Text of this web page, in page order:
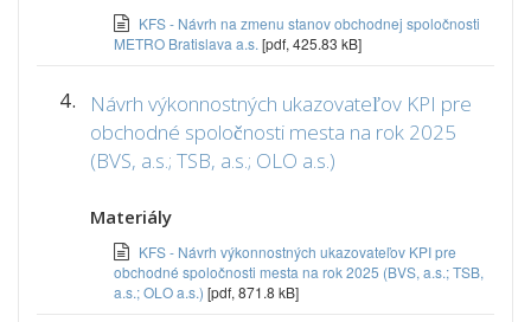
KFS - Návrh na zmenu stanov obchodnej spoločnosti
METRO Bratislava a.s. [pdf, 425.83 kB]
4.
Návrh výkonnostných ukazovateľov KPI pre
obchodné spoločnosti mesta na rok 2025
(BVS, a.s.; TSB, a.s.; OLO a.s.)
Materiály
KFS - Návrh výkonnostných ukazovateľov KPI pre
obchodné spoločnosti mesta na rok 2025 (BVS, a.s.; TSB,
a.s.; OLO a.s.) [pdf, 871.8 kB]